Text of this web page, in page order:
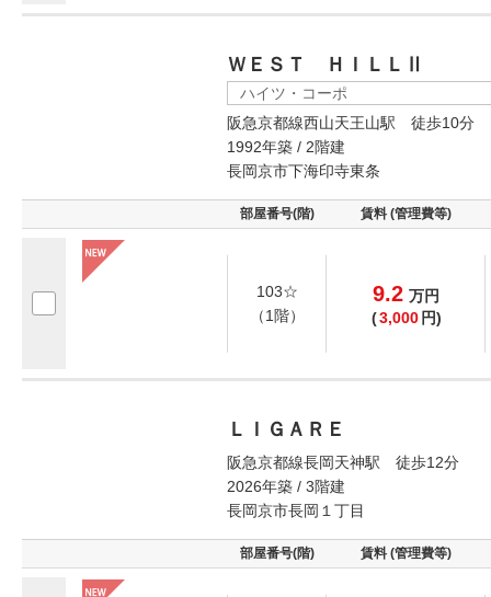
ＷＥＳＴ ＨＩＬＬⅡ
ハイツ・コーポ
阪急京都線西山天王山駅 徒歩10分
1992年築 / 2階建
長岡京市下海印寺東条
部屋番号(階) 賃料 (管理費等)
103☆
（1階）
9.2 万円
(3,000 円)
ＬＩＧＡＲＥ
阪急京都線長岡天神駅 徒歩12分
2026年築 / 3階建
長岡京市長岡１丁目
部屋番号(階) 賃料 (管理費等)